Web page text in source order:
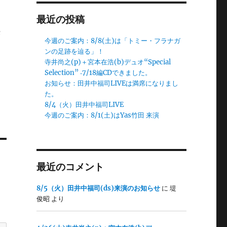
最近の投稿
今週のご案内：8/8(土)は「トミー・フラナガ
ンの足跡を辿る」！
寺井尚之(p)＋宮本在浩(b)デュオ“Special
Selection” ‐7/18編CDできました。
お知らせ：田井中福司LIVEは満席になりまし
た。
8/4（火）田井中福司LIVE
今週のご案内：8/1(土)はYas竹田 来演
最近のコメント
8/5（火）田井中福司(ds)来演のお知らせに 堤
俊昭 より